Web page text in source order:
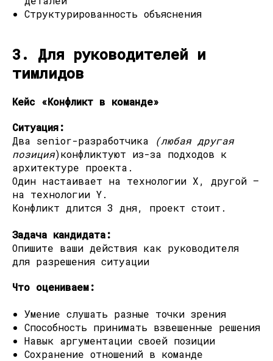
Структурированность объяснения
3. Для руководителей и
тимлидов
Кейс «Конфликт в команде»
Ситуация:
Два senior-разработчика
(любая другая
позиция)конфликтуют из-за подходов к
архитектуре проекта.
Один настаивает на технологии X, другой —
на технологии Y.
Конфликт длится 3 дня, проект стоит.
Задача кандидата:
Опишите ваши действия как руководителя
для разрешения ситуации
Что оцениваем:
Умение слушать разные точки зрения
Способность принимать взвешенные решения
Навык аргументации своей позиции
Сохранение отношений в команде